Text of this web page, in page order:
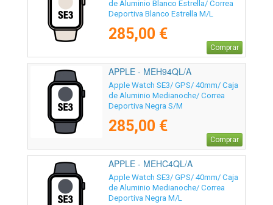
de Aluminio Blanco Estrella/ Correa
Deportiva Blanco Estrella M/L
285,00 €
Comprar
APPLE - MEH94QL/A
Apple Watch SE3/ GPS/ 40mm/ Caja
de Aluminio Medianoche/ Correa
Deportiva Negra S/M
285,00 €
Comprar
APPLE - MEHC4QL/A
Apple Watch SE3/ GPS/ 40mm/ Caja
de Aluminio Medianoche/ Correa
Deportiva Negra M/L